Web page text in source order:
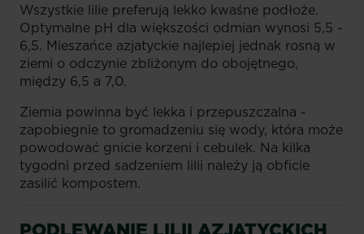
Wszystkie lilie preferują lekko kwaśne podłoże.
Optymalne pH dla większości odmian wynosi 5,5 -
6,5. Mieszańce azjatyckie najlepiej jednak rosną w
ziemi o odczynie zbliżonym do obojętnego,
między 6,5 a 7,0.
Ziemia powinna być lekka i przepuszczalna -
zapobiegnie to gromadzeniu się wody, która może
powodować gnicie korzeni i cebulek. Na kilka
tygodni przed sadzeniem lilii należy ją obficie
zasilić kompostem.